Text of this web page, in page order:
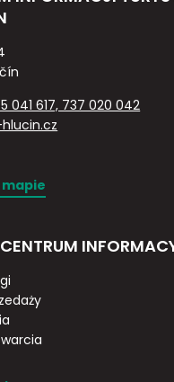
041 617, 737 020 042
mapie